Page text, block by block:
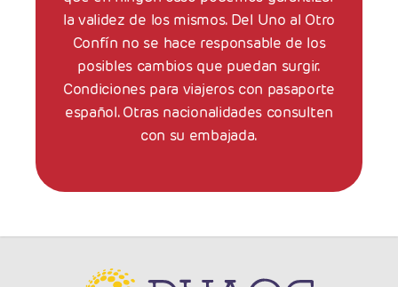
la validez de los mismos. Del Uno al Otro
Confín no se hace responsable de los
posibles cambios que puedan surgir.
Condiciones para viajeros con pasaporte
español. Otras nacionalidades consulten
con su embajada.